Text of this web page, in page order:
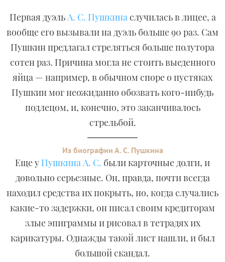
Первая дуэльА. С. Пушкинаслучилась в лицее, а
вообще его вызывали на дуэль больше 90 раз. Сам
Пушкин предлагал стреляться больше полутора
сотен раз. Причина могла не стоить выеденного
яйца — например, в обычном споре о пустяках
Пушкин мог неожиданно обозвать кого-нибудь
подлецом, и, конечно, это заканчивалось
стрельбой.
Из биографии А. С. Пушкина
Еще у Пушкина А. С. были карточные долги, и
довольно серьезные. Он, правда, почти всегда
находил средства их покрыть, но, когда случались
какие-то задержки, он писал своим кредиторам
злые эпиграммы и рисовал в тетрадях их
карикатуры. Однажды такой лист нашли, и был
большой скандал.